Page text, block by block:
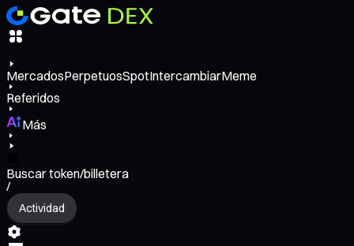
MercadosPerpetuosSpotIntercambiarMeme
Referidos
Más
Buscar token/billetera
/
Actividad